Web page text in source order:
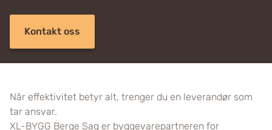
Kontakt oss
Når effektivitet betyr alt, trenger du en leverandør som
tar ansvar.
XL-BYGG Berge Sag er byggevarepartneren for